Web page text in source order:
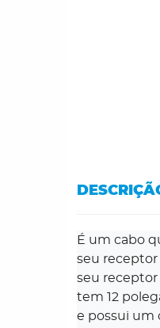
É um cabo
seu
seu receptor
tem 12
e possui um